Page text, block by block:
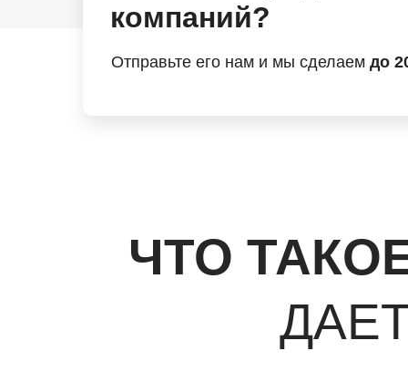
компаний?
Отправьте его нам и мы сделаем до
ЧТО